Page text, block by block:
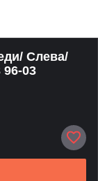
Слева/
03